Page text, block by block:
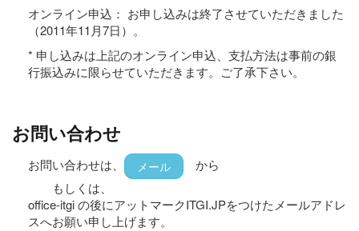
オンライン申込： お申し込みは終了させていただきました
（2011年11月7日）。
* 申し込みは上記のオンライン申込、支払方法は事前の銀
行振込みに限らせていただきます。ご了承下さい。
お問い合わせ
お問い合わせは、 メール
から
もしくは、
office-itgi の後にアットマークITGI.JPをつけたメールアドレ
スへお願い申し上げます。